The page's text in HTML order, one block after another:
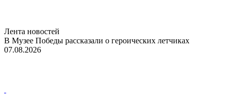
Лента новостей
В Музее Победы рассказали о героических летчиках
07.08.2026